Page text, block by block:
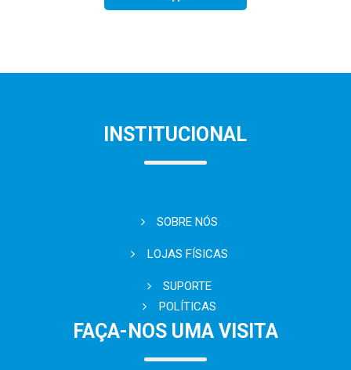
INSTITUCIONAL
SOBRE NÓS
LOJAS FÍSICAS
SUPORTE
POLÍTICAS
FAÇA-NOS UMA VISITA